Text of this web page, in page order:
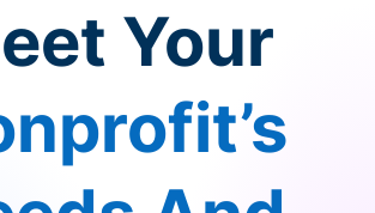
Your